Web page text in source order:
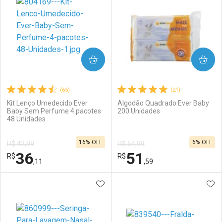
(65)
Kit Lenço Umedecido Ever
Baby Sem Perfume 4 pacotes
48 Unidades
R$ 42,99
R$36,11
16% OFF
COMPRAR
Laboratório
Por Menos
(21)
Algodão Quadrado Ever Baby
200 Unidades
R$ 54,99
R$51 ,59
6% OFF
COMPRAR
Laboratório
Por Menos
ADICIONAR AOS FAVORITOS